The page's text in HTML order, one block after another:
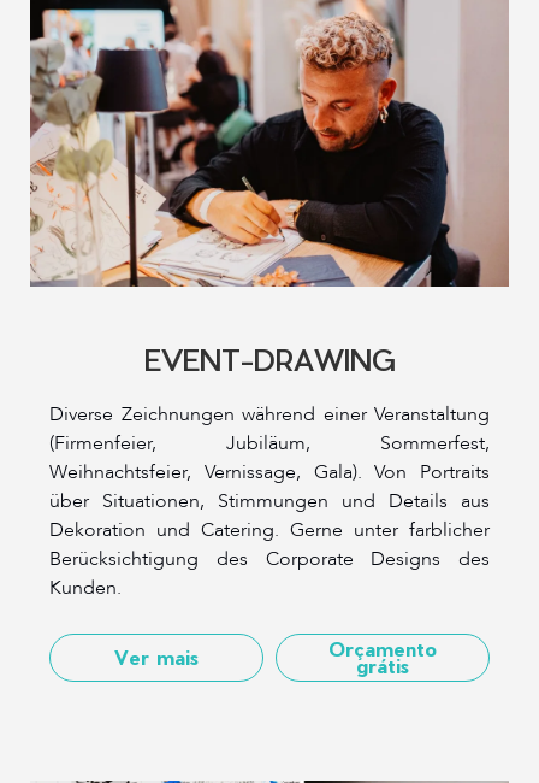
EVENT-DRAWING
Diverse Zeichnungen während einer Veranstaltung
(Firmenfeier, Jubiläum, Sommerfest,
Weihnachtsfeier, Vernissage, Gala). Von Portraits
über Situationen, Stimmungen und Details aus
Dekoration und Catering. Gerne unter farblicher
Berücksichtigung des Corporate Designs des
Kunden.
Ver mais Orçamento
grátis